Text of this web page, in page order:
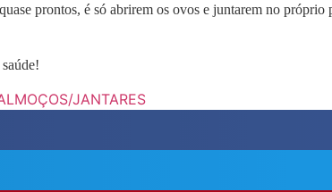
prontos, é só abrirem os ovos e juntarem no
JANTARES